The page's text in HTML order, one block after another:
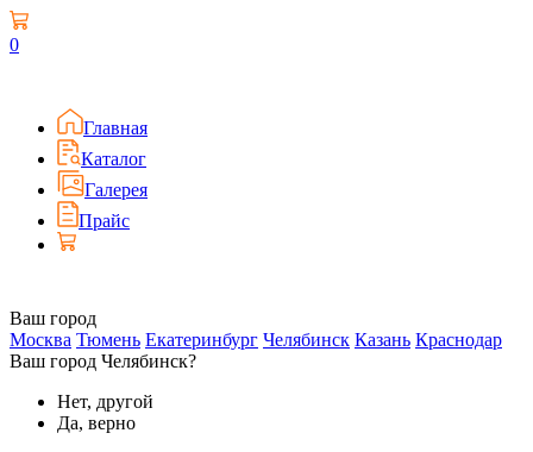
0
Главная
Каталог
Галерея
Прайс
Ваш город
Москва Тюмень Екатеринбург Челябинск Казань Краснодар
Ваш город Челябинск?
Нет, другой
Да, верно